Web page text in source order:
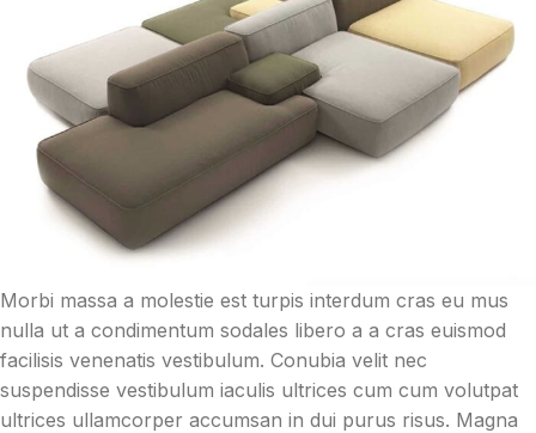
Morbi massa a molestie est turpis interdum cras eu mus
nulla ut a condimentum sodales libero a a cras euismod
facilisis venenatis vestibulum. Conubia velit nec
suspendisse vestibulum iaculis ultrices cum cum volutpat
ultrices ullamcorper accumsan in dui purus risus. Magna